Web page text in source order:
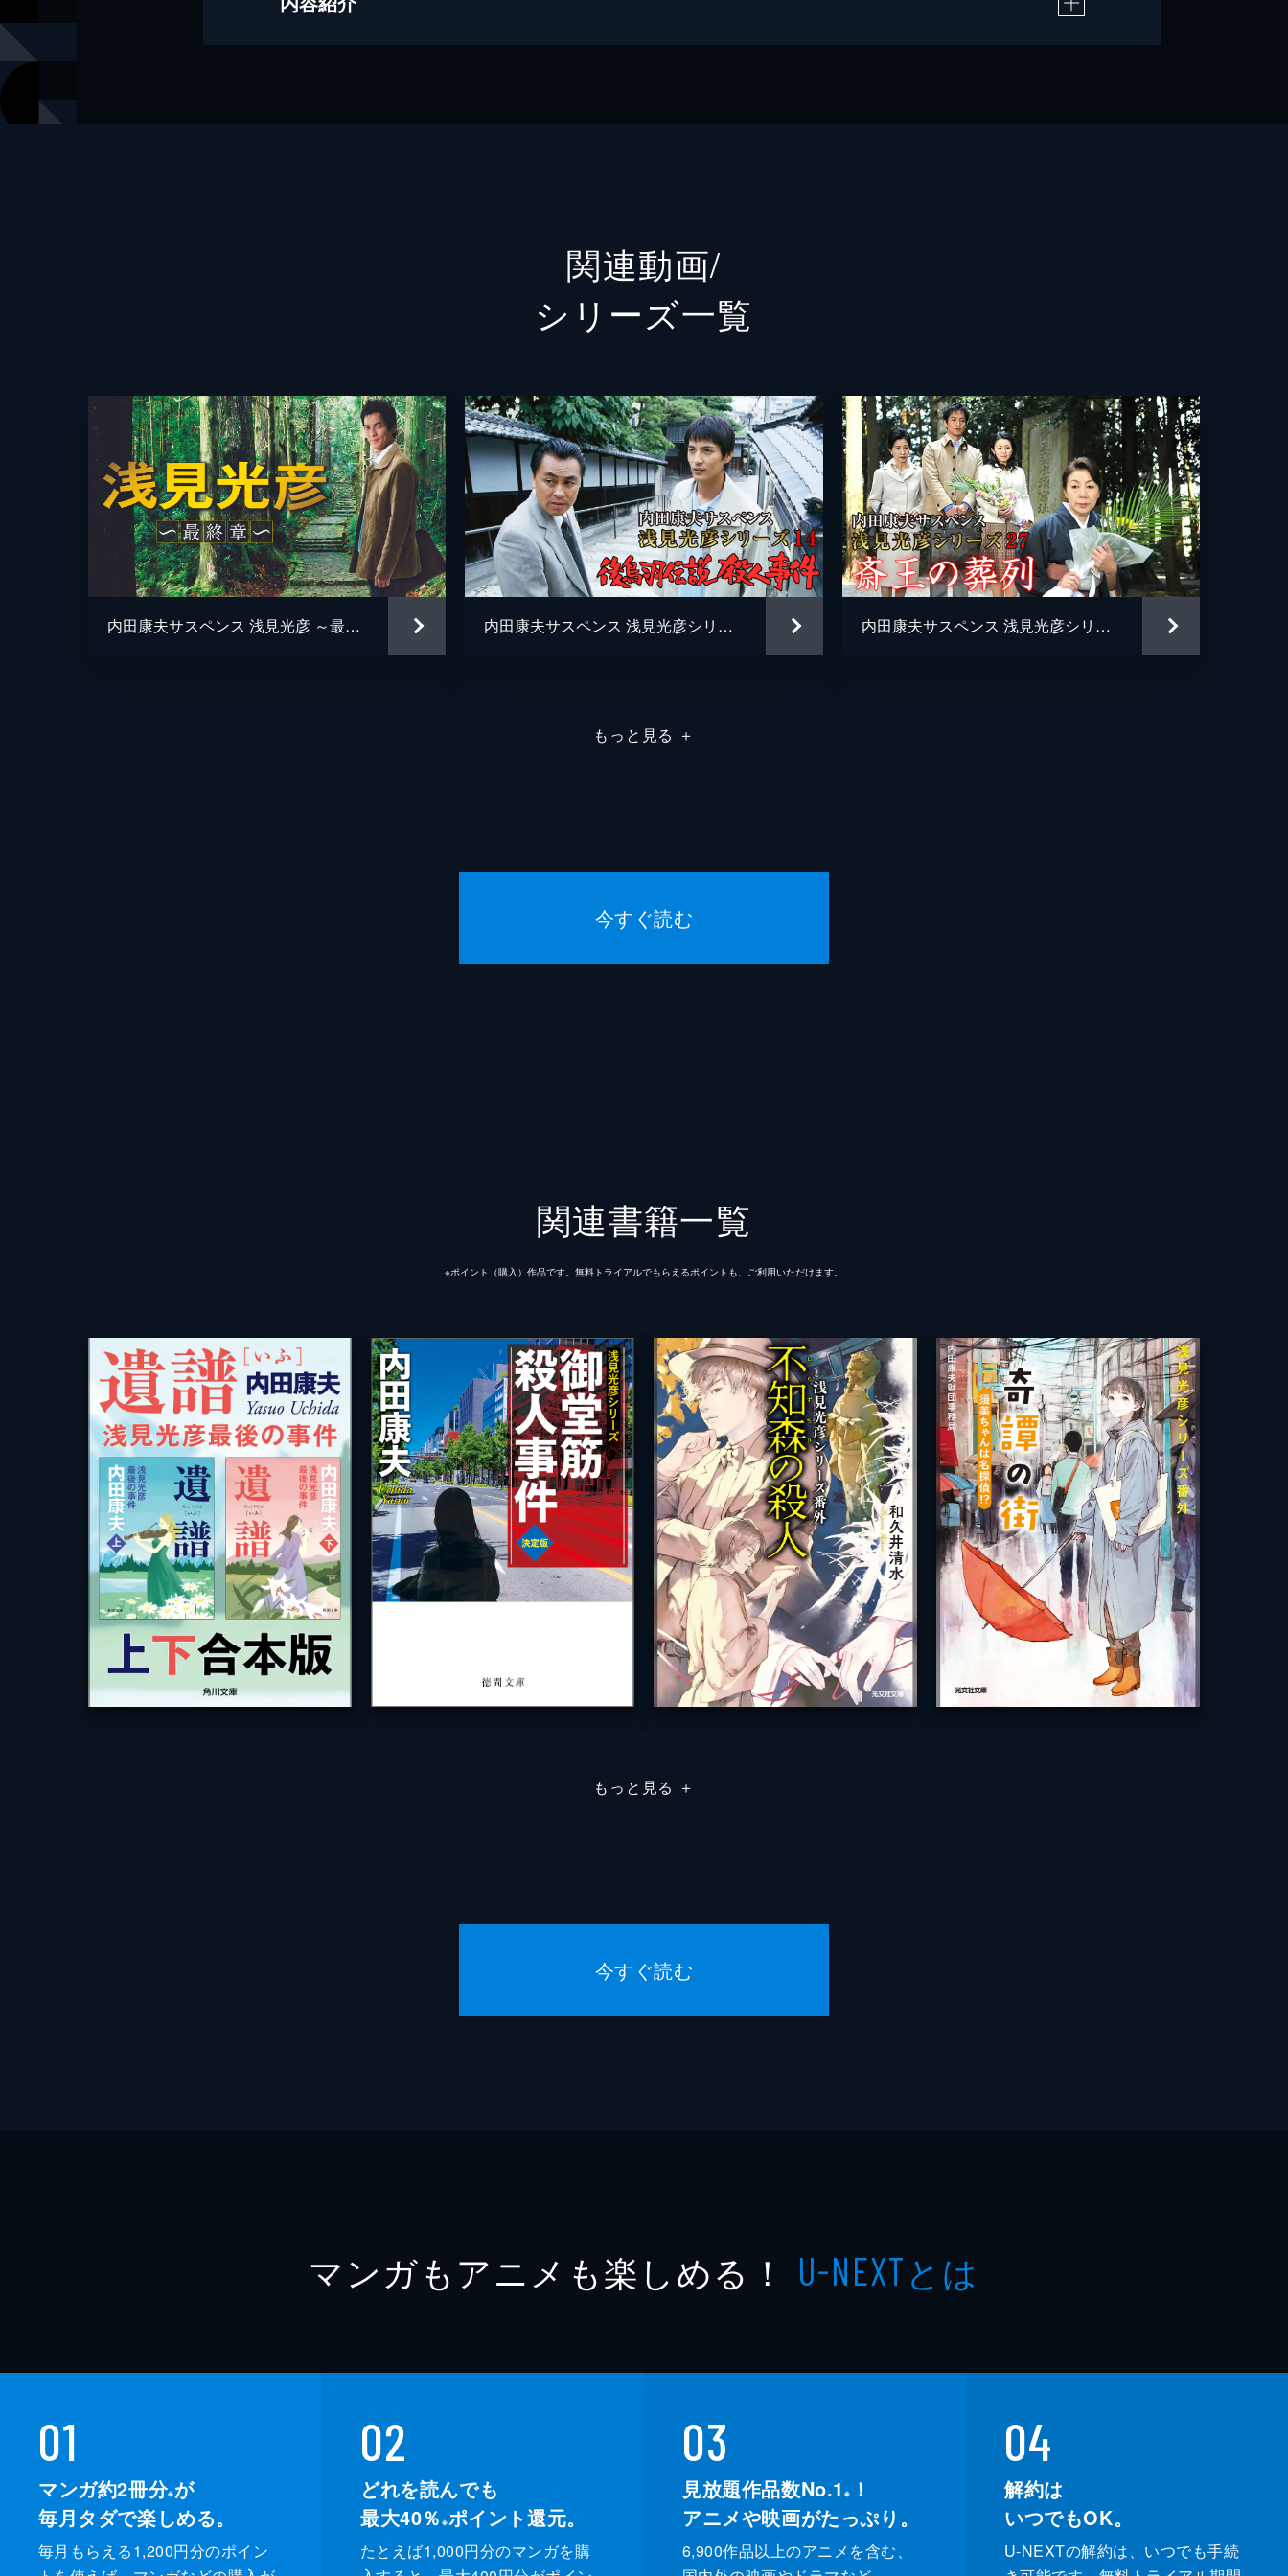
関連動画/
シリーズ⼀覧
内田康夫サスペンス 浅見光彦 ～最終章～ 内田康夫サスペンス 浅見光彦シリーズ14 後鳥羽伝説殺人事件 内田康夫サスペンス 浅見光彦シリーズ27 斎王の葬列
もっと見る ＋
今すぐ読む
関連書籍一覧
※ポイント（購⼊）作品です。無料トライアルでもらえるポイントも、ご利⽤いただけます。
もっと見る ＋
今すぐ読む
マンガもアニメも楽しめる！ U-NEXTとは
01
マンガ約2冊分※が
毎月タダで楽しめる。
毎月もらえる1,200円分のポイン
02
どれを読んでも
最大40％ ※ポイント還元。
たとえば1,000円分のマンガを購
03
見放題作品数No.1 ※
！
アニメや映画がたっぷり。
6,900作品以上のアニメを含む、
04
解約は
いつでもOK。
U-NEXTの解約は、いつでも手続